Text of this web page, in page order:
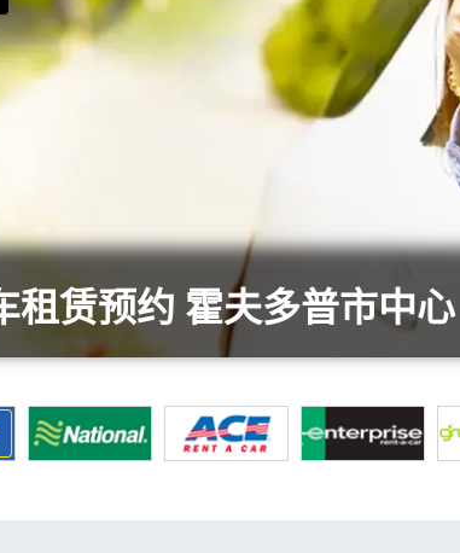
租赁预约 霍夫多普市中心